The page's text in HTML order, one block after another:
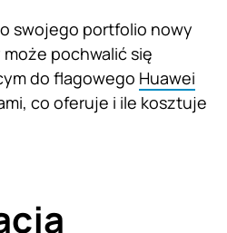
swojego portfolio nowy
pochwalić się
do flagowego Huawei
co oferuje i ile kosztuje